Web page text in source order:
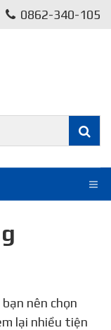
0862-340-105
lại nhiều tiện